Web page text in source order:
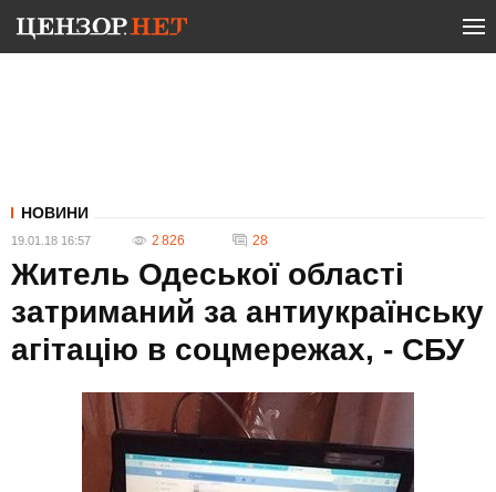
НОВИНИ
19.01.18 16:57 2 826 28
Житель Одеської області
затриманий за антиукраїнську
агітацію в соцмережах, - СБУ